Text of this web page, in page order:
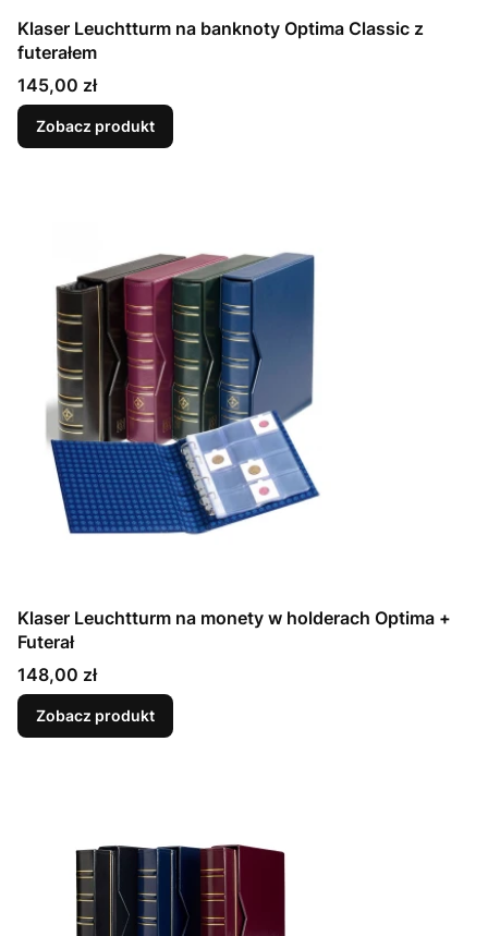
Klaser Leuchtturm na banknoty Optima Classic z
futerałem
Cena
145,00 zł
Zobacz produkt
Klaser Leuchtturm na monety w holderach Optima +
Futerał
Cena
148,00 zł
Zobacz produkt